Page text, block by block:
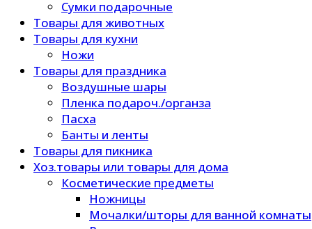
Сумки подарочные
Товары для животных
Товары для кухни
Ножи
Товары для праздника
Воздушные шары
Пленка подароч./органза
Пасха
Банты и ленты
Товары для пикника
Хоз.товары или товары для дома
Косметические предметы
Ножницы
Мочалки/шторы для ванной комнаты